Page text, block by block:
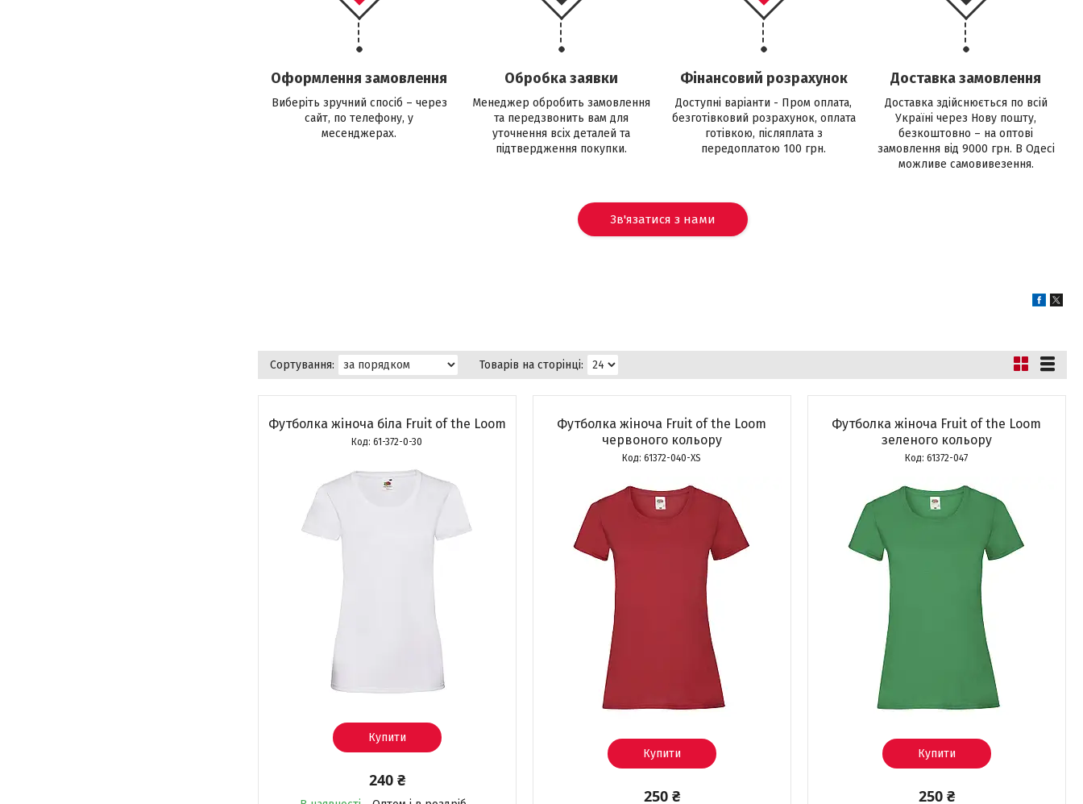
Оформлення замовлення
Виберіть зручний спосіб – через
сайт, по телефону, у
месенджерах.
Обробка заявки
Менеджер обробить замовлення
та передзвонить вам для
уточнення всіх деталей та
підтвердження покупки.
Фінансовий розрахунок
Доступні варіанти - Пром оплата,
безготівковий розрахунок, оплата
готівкою, післяплата з
передоплатою 100 грн.
Доставка замовлення
Доставка здійснюється по всій
Україні через Нову пошту,
безкоштовно – на оптові
замовлення від 9000 грн. В Одесі
можливе самовивезення.
Зв'язатися з нами
Футболка жіноча біла Fruit of the Loom
61-372-0-30
Купити
240 ₴
Футболка жіноча Fruit of the Loom
червоного кольору
61372-040-XS
Купити
250 ₴
Футболка жіноча Fruit of the Loom
зеленого кольору
61372-047
Купити
250 ₴